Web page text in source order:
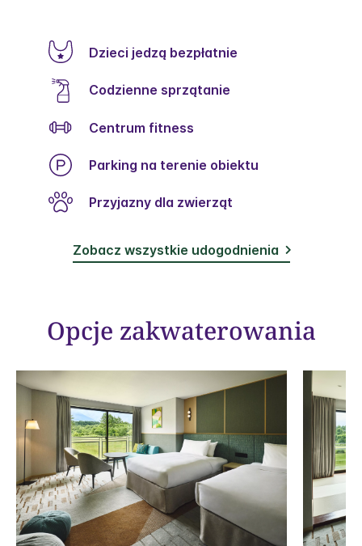
Dzieci jedzą bezpłatnie
Codzienne sprzątanie
Centrum fitness
Parking na terenie obiektu
Przyjazny dla zwierząt
Zobacz wszystkie udogodnienia
Opcje zakwaterowania